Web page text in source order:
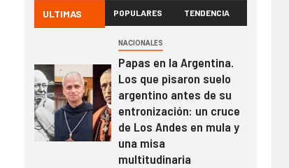
ULTIMAS POPULARES TENDENCIA
NACIONALES
Papas en la Argentina.
Los que pisaron suelo
argentino antes de su
entronización: un cruce
de Los Andes en mula y
una misa
multitudinaria